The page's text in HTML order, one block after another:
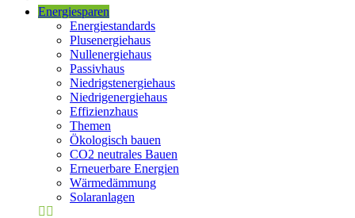
Energiesparen
Energiestandards
Plusenergiehaus
Nullenergiehaus
Passivhaus
Niedrigstenergiehaus
Niedrigenergiehaus
Effizienzhaus
Themen
Ökologisch bauen
CO2 neutrales Bauen
Erneuerbare Energien
Wärmedämmung
Solaranlagen